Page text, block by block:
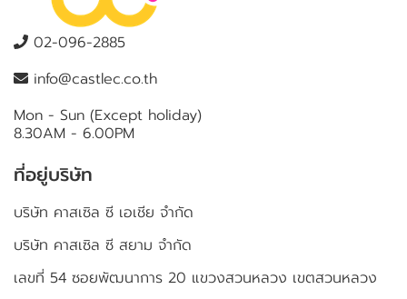
02-096-2885
info@castlec.co.th
Mon - Sun (Except holiday)
8.30AM - 6.00PM
ที่อยู่บริษัท
บริษัท คาสเซิล ซี เอเชีย จำกัด
บริษัท คาสเซิล ซี สยาม จำกัด
เลขที่ 54 ซอยพัฒนาการ 20 แขวงสวนหลวง เขตสวนหลวง